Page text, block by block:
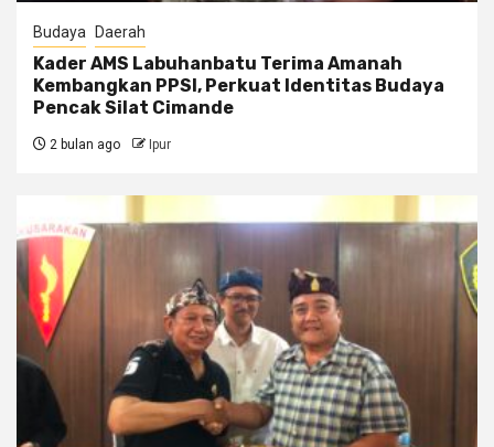
Budaya Daerah
Kader AMS Labuhanbatu Terima Amanah
Kembangkan PPSI, Perkuat Identitas Budaya
Pencak Silat Cimande
2 bulan ago Ipur